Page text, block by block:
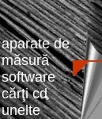
aparate de
măsură
software
cărţi cd
unelte